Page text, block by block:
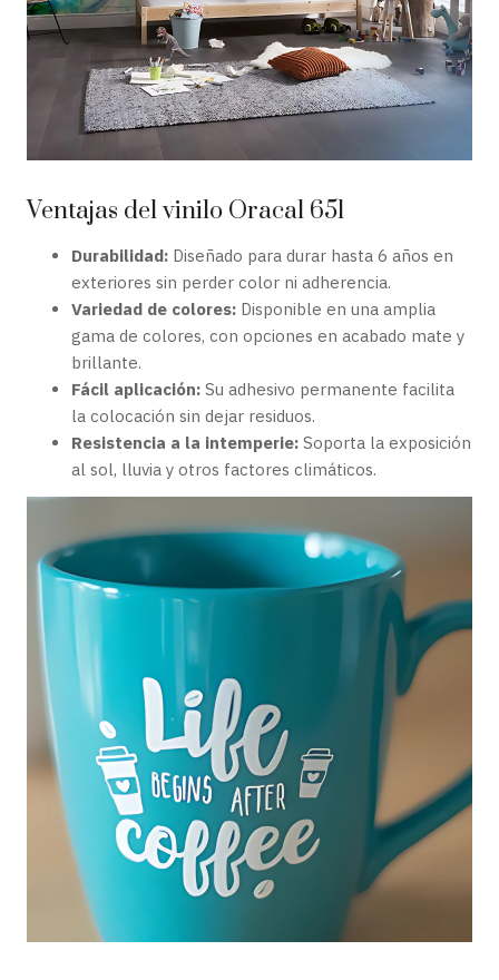
Ventajas del vinilo Oracal 651
Durabilidad: Diseñado para durar hasta 6 años en
exteriores sin perder color ni adherencia.
Variedad de colores: Disponible en una amplia
gama de colores, con opciones en acabado mate y
brillante.
Fácil aplicación: Su adhesivo permanente facilita
la colocación sin dejar residuos.
Resistencia a la intemperie: Soporta la exposición
al sol, lluvia y otros factores climáticos.